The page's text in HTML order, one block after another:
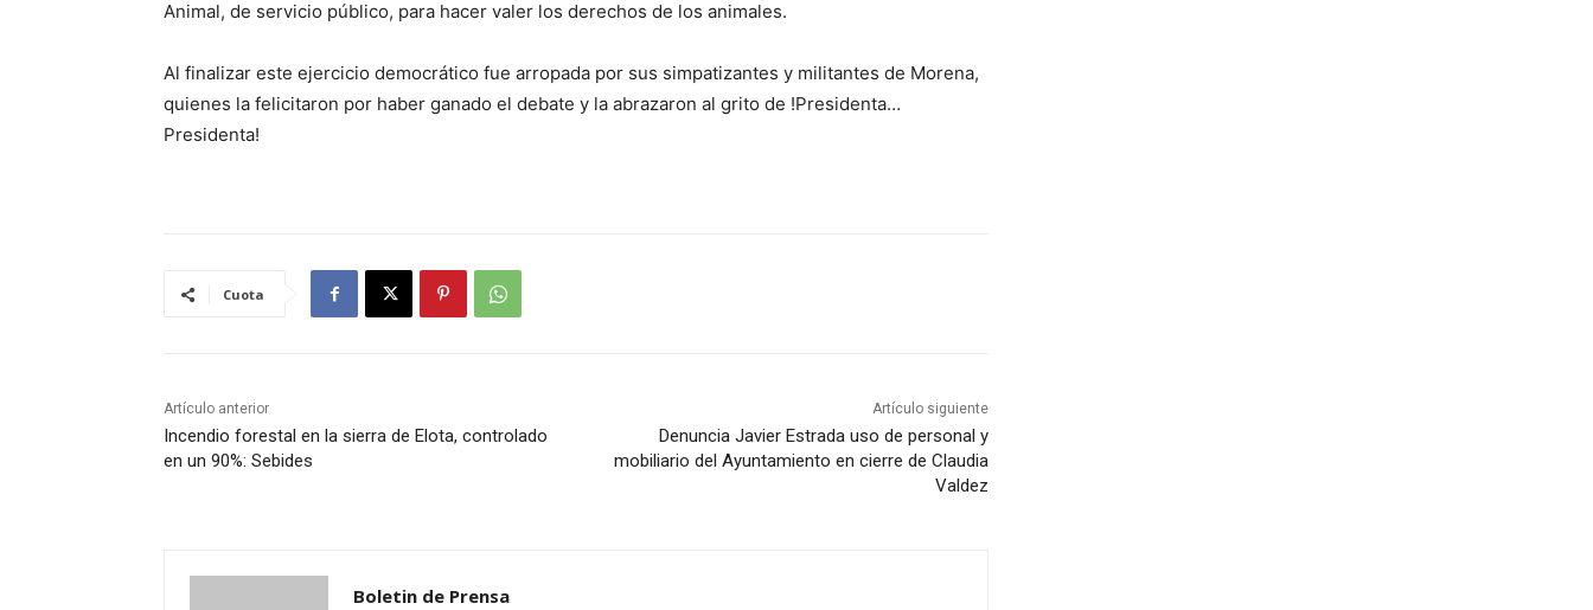
Animal, de servicio público, para hacer valer los derechos de los animales.
Al finalizar este ejercicio democrático fue arropada por sus simpatizantes y militantes de Morena,
quienes la felicitaron por haber ganado el debate y la abrazaron al grito de !Presidenta…
Presidenta!
Cuota
Artículo anterior
Incendio forestal en la sierra de Elota, controlado
en un 90%: Sebides
Artículo siguiente
Denuncia Javier Estrada uso de personal y
mobiliario del Ayuntamiento en cierre de Claudia
Valdez
Boletin de Prensa